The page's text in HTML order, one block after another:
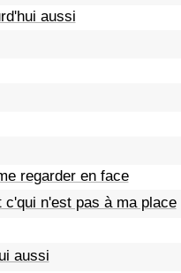
aussi
regarder en face
n'est pas à ma place
aussi